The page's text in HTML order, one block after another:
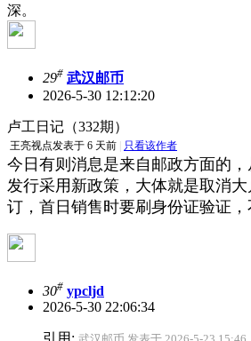
深。
29# 武汉邮币
2026-5-30 12:12:20
卢工日记（332期）
王亮视点发表于 6 天前 只看该作者
今日有则消息是来自邮政方面的
发行采用新政策，大体就是取消大
订，首日销售时要刷身份证验证，
30# ypcljd
2026-5-30 22:06:34